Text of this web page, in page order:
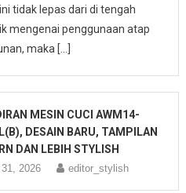
tidak lepas dari di tengah
mengenai penggunaan atap
maka […]
MESIN CUCI AWM14-
DESAIN BARU, TAMPILAN
DAN LEBIH STYLISH
2026 editor_stylish